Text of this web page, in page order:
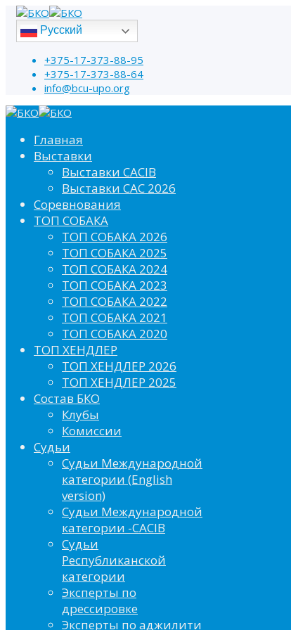
Русский
+375-17-373-88-95
+375-17-373-88-64
info@bcu-upo.org
Главная
Выставки
Выставки CACIB
Выставки САС 2026
Соревнования
ТОП СОБАКА
ТОП СОБАКА 2026
ТОП СОБАКА 2025
ТОП СОБАКА 2024
ТОП СОБАКА 2023
ТОП СОБАКА 2022
ТОП СОБАКА 2021
ТОП СОБАКА 2020
ТОП ХЕНДЛЕР
ТОП ХЕНДЛЕР 2026
ТОП ХЕНДЛЕР 2025
Состав БКО
Клубы
Комиссии
Судьи
Судьи Международной
категории (English
version)
Судьи Международной
категории -CACIB
Судьи
Республиканской
категории
Эксперты по
дрессировке
Эксперты по аджилити